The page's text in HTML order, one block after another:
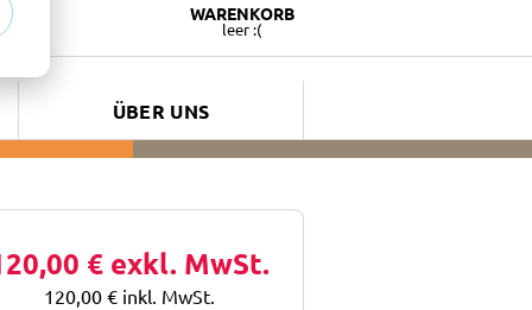
WARENKORB
leer :(
ÜBER UNS
€ exkl. MwSt.
120,00 € inkl. MwSt.